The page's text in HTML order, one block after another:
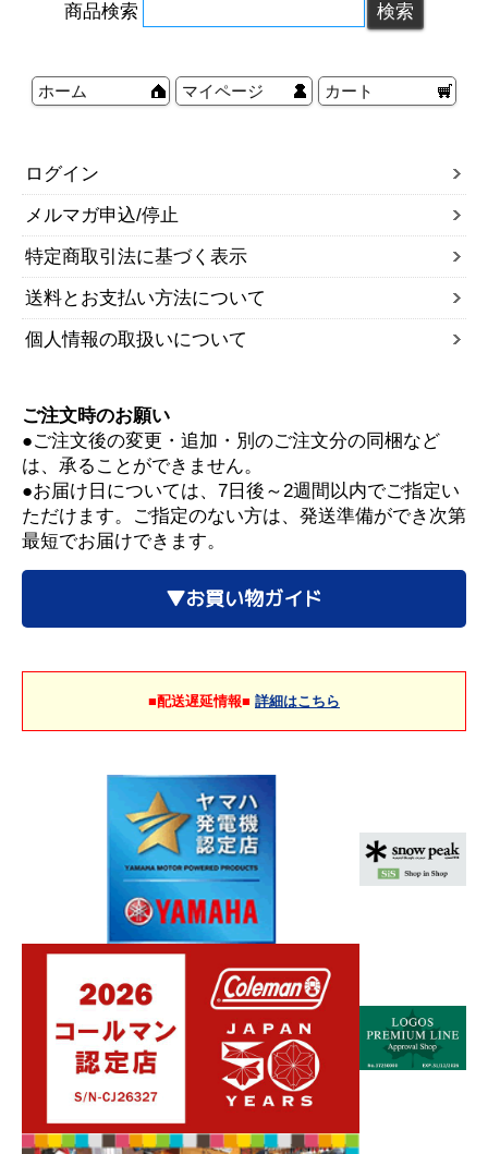
商品検索
ホーム マイページ カート
ログイン
メルマガ申込/停止
特定商取引法に基づく表示
送料とお支払い方法について
個人情報の取扱いについて
ご注文時のお願い
●ご注文後の変更・追加・別のご注文分の同梱など
は、承ることができません。
●お届け日については、7日後～2週間以内でご指定い
ただけます。ご指定のない方は、発送準備ができ次第
最短でお届けできます。
▼お買い物ガイド
■配送遅延情報■ 詳細はこちら